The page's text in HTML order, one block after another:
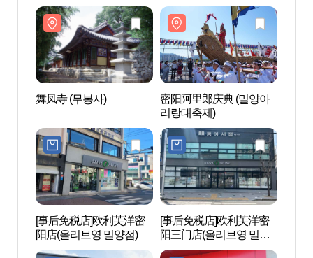
舞凤寺 (무봉사)
密阳阿里郎庆典 (밀양아
리랑대축제)
[事后免税店]欧利芙洋密
阳店(올리브영 밀양점)
[事后免税店]欧利芙洋密
阳三门店(올리브영 밀양
삼문점)